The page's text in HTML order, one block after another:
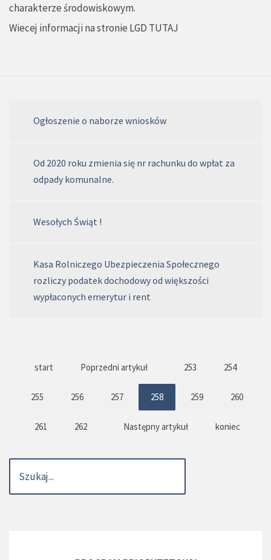
charakterze środowiskowym.
Wiecej informacji na stronie LGD TUTAJ
Ogłoszenie o naborze wniosków
Od 2020 roku zmienia się nr rachunku do wpłat za
odpady komunalne.
Wesołych Świąt !
Kasa Rolniczego Ubezpieczenia Społecznego
rozliczy podatek dochodowy od większości
wypłaconych emerytur i rent
start Poprzedni artykuł 253 254
255 256 257 258 259 260
261 262 Następny artykuł koniec